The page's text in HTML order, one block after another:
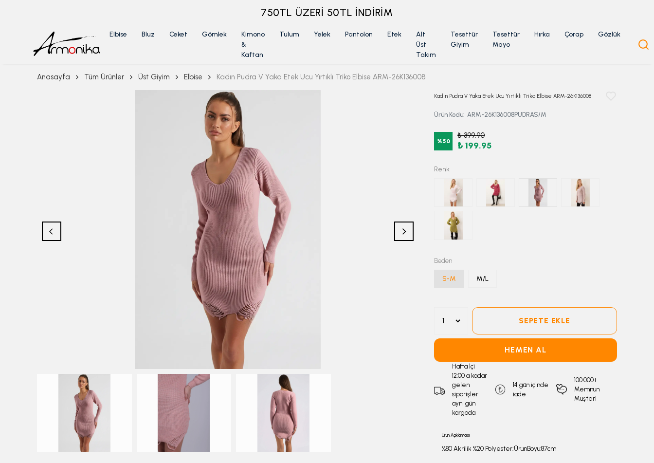
ÜYELİKSİZ SİPARİŞ İADE TALEBİ İÇİN TIKLA
Elbise Bluz Ceket Gömlek
Kimono
&
Kaftan
Tulum Yelek Pantolon Etek
Alt
Üst
Takım
Tesettür
Giyim
Tesettür
Mayo
Hırka Çorap Gözlük
Anasayfa Tüm Ürünler Üst Giyim Elbise Kadın Pudra V Yaka Etek Ucu Yırtıklı Triko Elbise ARM-26K136008
Kadın Pudra V Yaka Etek Ucu Yırtıklı Triko Elbise ARM-26K136008
Ürün Kodu: ARM-26K136008PUDRAS/M
%50
₺ 399.90
₺ 199.95
Renk
Beden
S-M M/L
SEPETE EKLE
HEMEN AL
Hafta İçi
12:00 a kadar
gelen
siparişler
aynı gün
kargoda
14 gün içinde
iade
100.000+
Memnun
Müşteri
Ürün Açıklaması
%80 Akrilik %20 Polyester;ÜrünBoyu:87cm